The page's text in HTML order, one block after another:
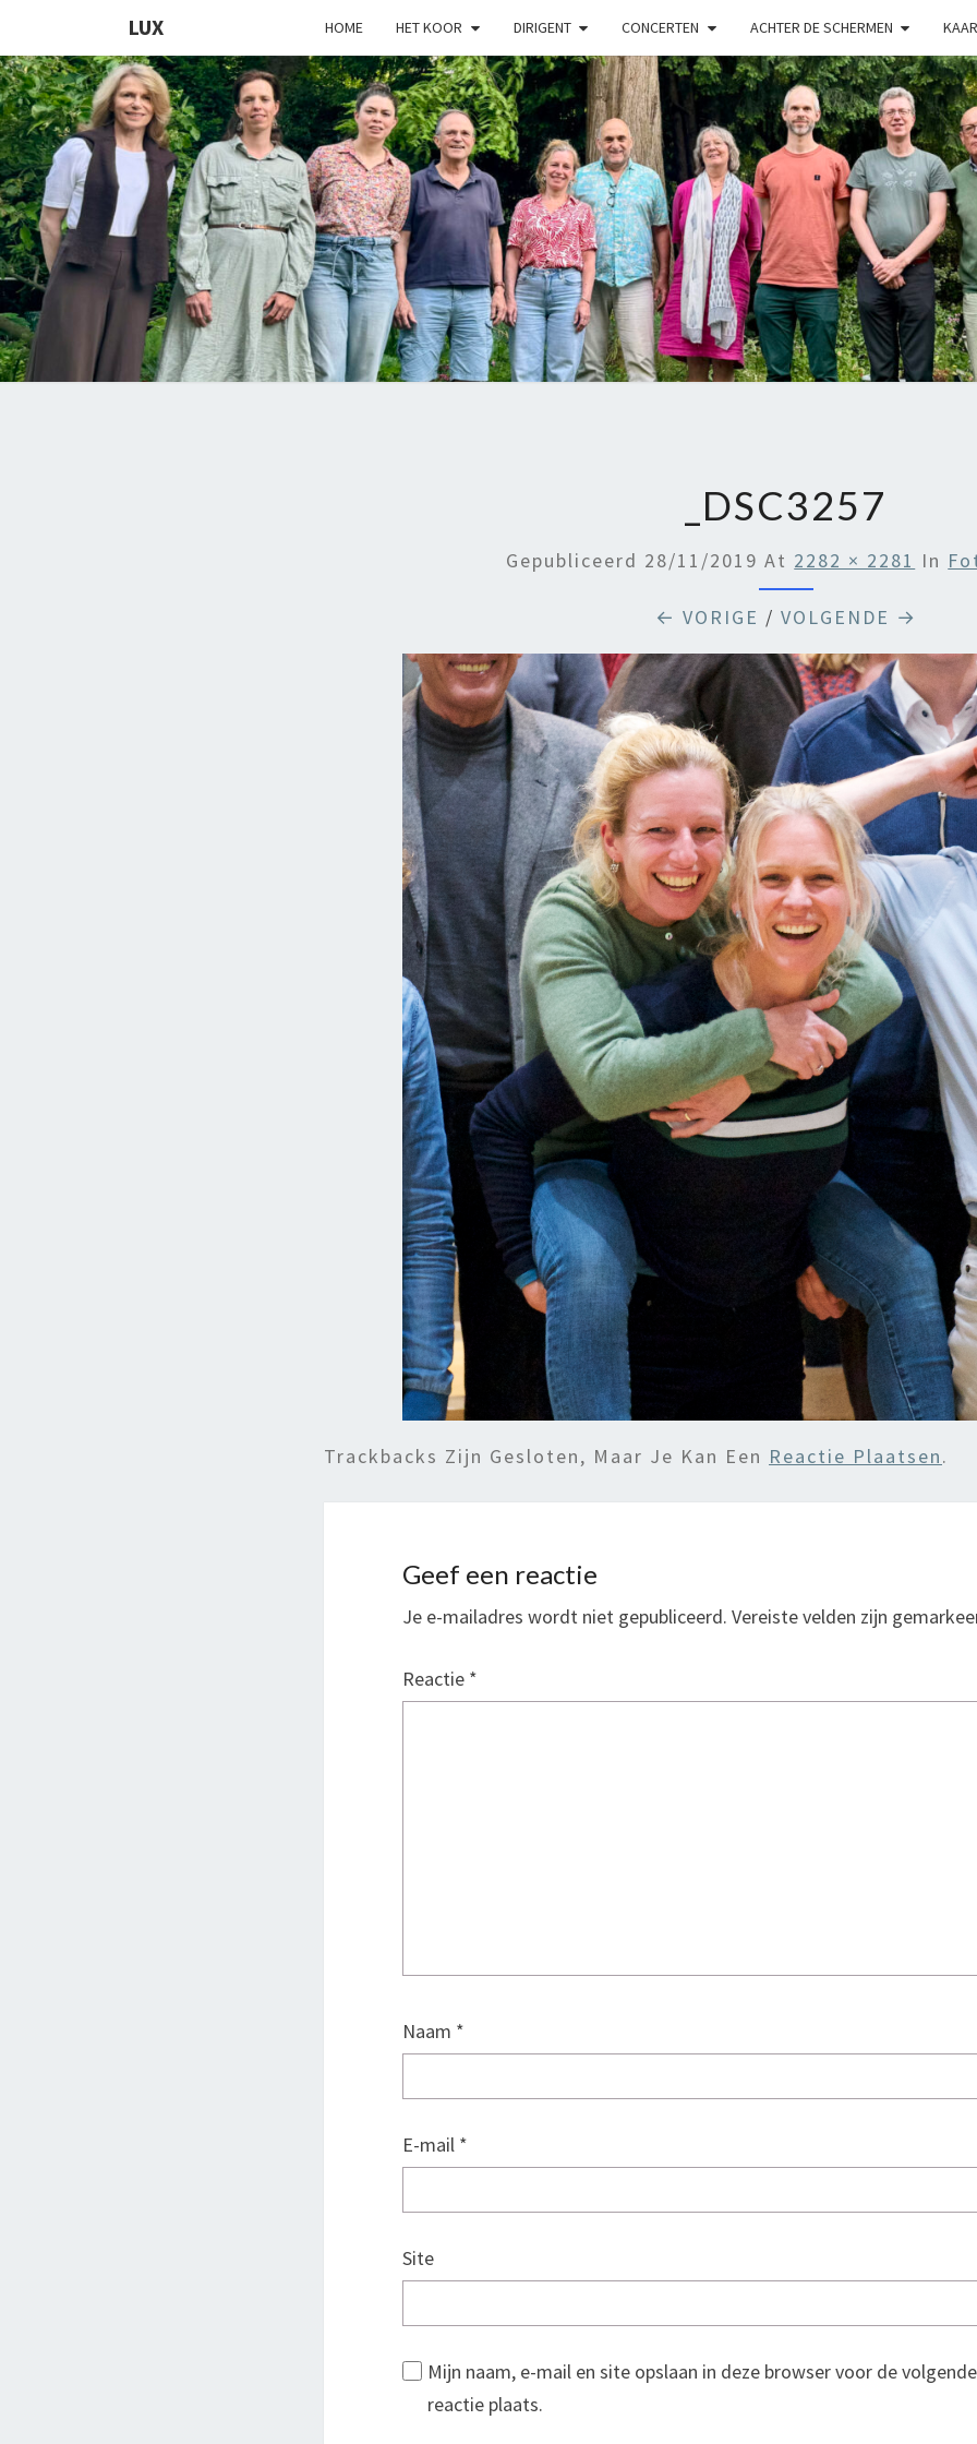
LUX HOME HET KOOR DIRIGENT CONCERTEN ACHTER DE SCHERMEN
LUX
Kamerkoor
Onder
Leiding
Van
Angeliki
Ploka
_DSC3257
Gepubliceerd 28/11/2019 At 2282 × 2281 In
← VORIGE / VOLGENDE →
Trackbacks Zijn Gesloten, Maar Je Kan Een Reactie Plaatsen.
Geef een reactie
Je e-mailadres wordt niet gepubliceerd. Vereiste velden zijn
Reactie *
Naam *
E-mail *
Site
Mijn naam, e-mail en site opslaan in deze browser voor de
reactie plaats.